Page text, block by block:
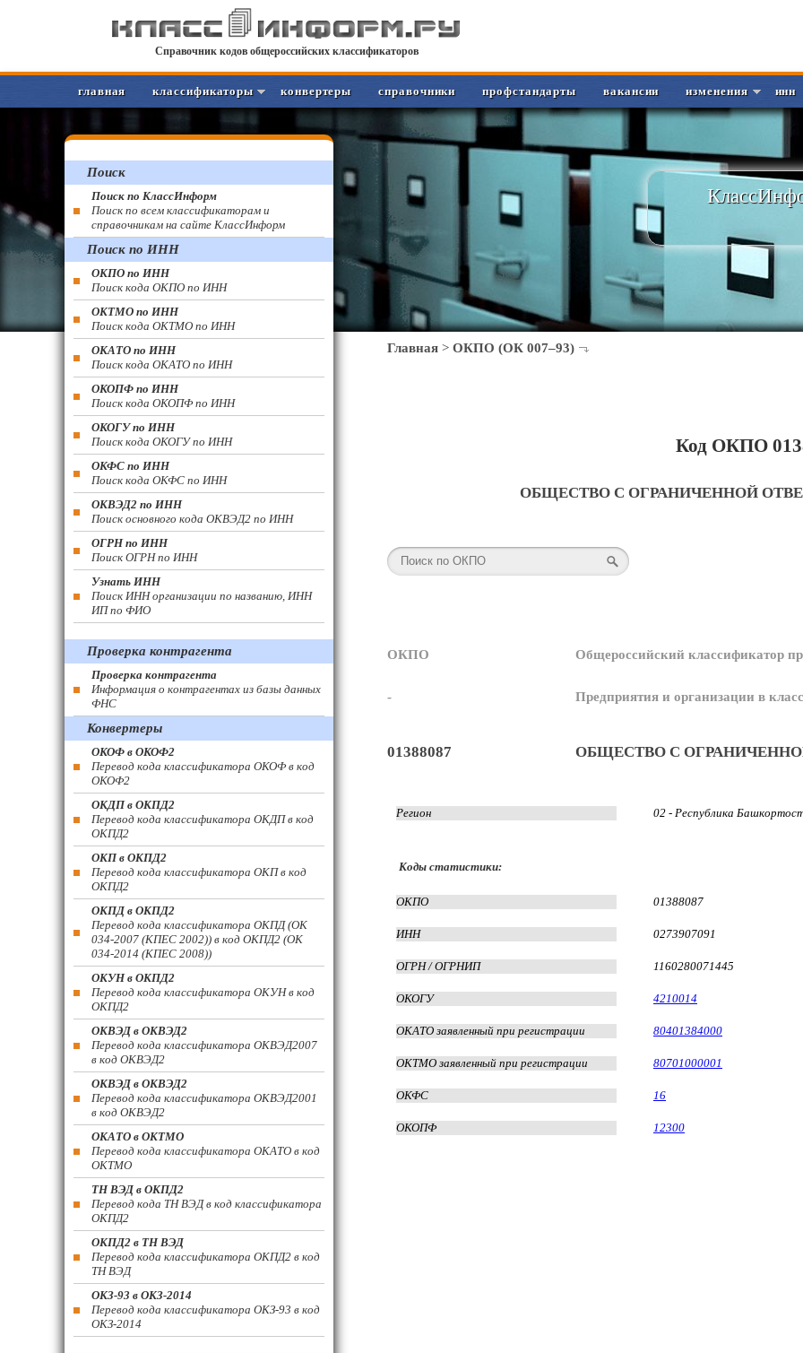
Справочник кодов общероссийских классификаторов
главная классификаторы конвертеры справочники профстандарты вакансии изменения инн
Главная > ОКПО (ОК 007–93)
Код ОКПО
ОБЩЕСТВО С ОГРАНИЧЕННОЙ
ОКПО Общероссийский классификатор
- Предприятия и организации в
01388087 ОБЩЕСТВО С
Регион 02 - Республика
Коды статистики:
ОКПО 01388087
ИНН 0273907091
ОГРН / ОГРНИП 1160280071445
ОКОГУ 4210014
ОКАТО заявленный при регистрации 80401384000
ОКТМО заявленный при регистрации 80701000001
ОКФС 16
ОКОПФ 12300
Поиск
Поиск по КлассИнформ
Поиск по всем классификаторам и
справочникам на сайте КлассИнформ
Поиск по ИНН
ОКПО по ИНН
Поиск кода ОКПО по ИНН
ОКТМО по ИНН
Поиск кода ОКТМО по ИНН
ОКАТО по ИНН
Поиск кода ОКАТО по ИНН
ОКОПФ по ИНН
Поиск кода ОКОПФ по ИНН
ОКОГУ по ИНН
Поиск кода ОКОГУ по ИНН
ОКФС по ИНН
Поиск кода ОКФС по ИНН
ОКВЭД2 по ИНН
Поиск основного кода ОКВЭД2 по ИНН
ОГРН по ИНН
Поиск ОГРН по ИНН
Узнать ИНН
Поиск ИНН организации по названию, ИНН
ИП по ФИО
Проверка контрагента
Проверка контрагента
Информация о контрагентах из базы данных
ФНС
Конвертеры
ОКОФ в ОКОФ2
Перевод кода классификатора ОКОФ в код
ОКОФ2
ОКДП в ОКПД2
Перевод кода классификатора ОКДП в код
ОКПД2
ОКП в ОКПД2
Перевод кода классификатора ОКП в код
ОКПД2
ОКПД в ОКПД2
Перевод кода классификатора ОКПД (ОК
034-2007 (КПЕС 2002)) в код ОКПД2 (ОК
034-2014 (КПЕС 2008))
ОКУН в ОКПД2
Перевод кода классификатора ОКУН в код
ОКПД2
ОКВЭД в ОКВЭД2
Перевод кода классификатора ОКВЭД2007
в код ОКВЭД2
ОКВЭД в ОКВЭД2
Перевод кода классификатора ОКВЭД2001
в код ОКВЭД2
ОКАТО в ОКТМО
Перевод кода классификатора ОКАТО в код
ОКТМО
ТН ВЭД в ОКПД2
Перевод кода ТН ВЭД в код классификатора
ОКПД2
ОКПД2 в ТН ВЭД
Перевод кода классификатора ОКПД2 в код
ТН ВЭД
ОКЗ-93 в ОКЗ-2014
Перевод кода классификатора ОКЗ-93 в код
ОКЗ-2014